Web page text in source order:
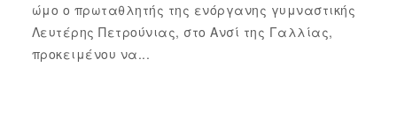
ώμο ο πρωταθλητής της ενόργανης γυμναστικής
Λευτέρης Πετρούνιας, στο Ανσί της Γαλλίας,
προκειμένου να...